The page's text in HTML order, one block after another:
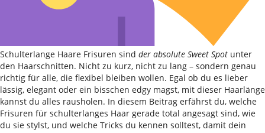
Schulterlange Haare Frisuren sind der absolute Sweet Spot unter
den Haarschnitten. Nicht zu kurz, nicht zu lang – sondern genau
richtig für alle, die flexibel bleiben wollen. Egal ob du es lieber
lässig, elegant oder ein bisschen edgy magst, mit dieser Haarlänge
kannst du alles rausholen. In diesem Beitrag erfährst du, welche
Frisuren für schulterlanges Haar gerade total angesagt sind, wie
du sie stylst, und welche Tricks du kennen solltest, damit dein